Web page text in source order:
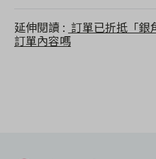
延伸閱讀 訂單已折抵「銀
訂單內容嗎